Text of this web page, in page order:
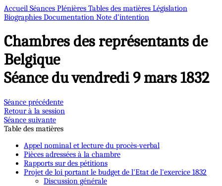
Accueil Séances Plénières Tables des matières Législation
Biographies Documentation Note d’intention
Chambres des représentants de
Belgique
Séance du vendredi 9 mars 1832
Séance précédente
Retour à la session
Séance suivante
Table des matières
Appel nominal et lecture du procès-verbal
Pièces adressées à la chambre
Rapports sur des pétitions
Projet de loi portant le budget de l'Etat de l'exercice 1832
Discussion générale